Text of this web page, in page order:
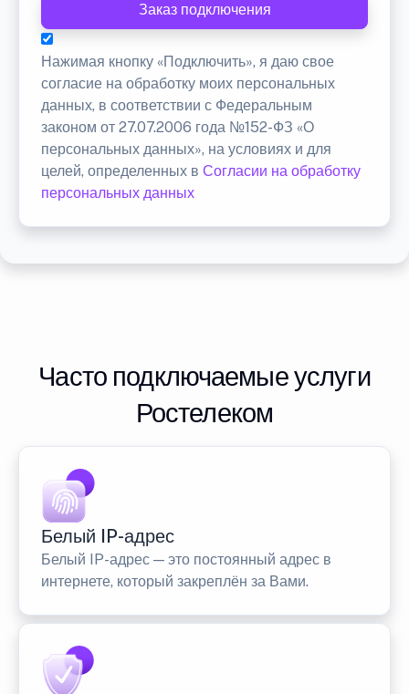
Заказ подключения
Нажимая кнопку «Подключить», я даю свое
согласие на обработку моих персональных
данных, в соответствии с Федеральным
законом от 27.07.2006 года №152-ФЗ «О
персональных данных», на условиях и для
целей, определенных в Согласии на обработку
персональных данных
Часто подключаемые услуги
Ростелеком
Белый IP-адрес
Белый IP-адрес — это постоянный адрес в
интернете, который закреплён за Вами.